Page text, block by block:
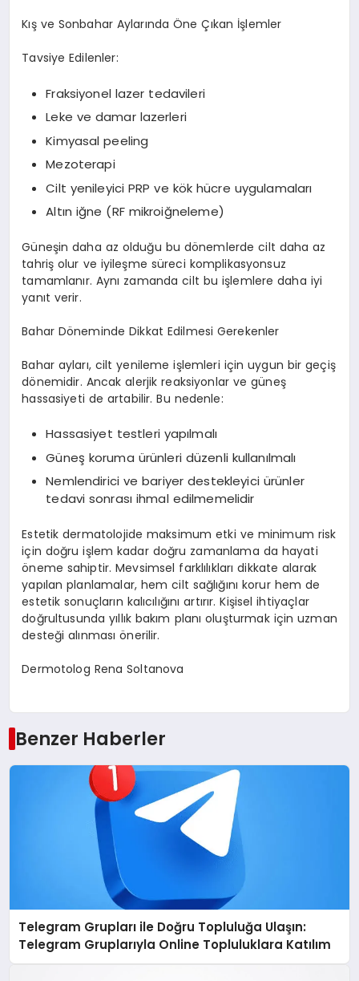
Kış ve Sonbahar Aylarında Öne Çıkan İşlemler
Tavsiye Edilenler:
Fraksiyonel lazer tedavileri
Leke ve damar lazerleri
Kimyasal peeling
Mezoterapi
Cilt yenileyici PRP ve kök hücre uygulamaları
Altın iğne (RF mikroiğneleme)
Güneşin daha az olduğu bu dönemlerde cilt daha az
tahriş olur ve iyileşme süreci komplikasyonsuz
tamamlanır. Aynı zamanda cilt bu işlemlere daha iyi
yanıt verir.
Bahar Döneminde Dikkat Edilmesi Gerekenler
Bahar ayları, cilt yenileme işlemleri için uygun bir geçiş
dönemidir. Ancak alerjik reaksiyonlar ve güneş
hassasiyeti de artabilir. Bu nedenle:
Hassasiyet testleri yapılmalı
Güneş koruma ürünleri düzenli kullanılmalı
Nemlendirici ve bariyer destekleyici ürünler
tedavi sonrası ihmal edilmemelidir
Estetik dermatolojide maksimum etki ve minimum risk
için doğru işlem kadar doğru zamanlama da hayati
öneme sahiptir. Mevsimsel farklılıkları dikkate alarak
yapılan planlamalar, hem cilt sağlığını korur hem de
estetik sonuçların kalıcılığını artırır. Kişisel ihtiyaçlar
doğrultusunda yıllık bakım planı oluşturmak için uzman
desteği alınması önerilir.
Dermotolog Rena Soltanova
Benzer Haberler
Telegram Grupları ile Doğru Topluluğa Ulaşın:
Telegram Gruplarıyla Online Topluluklara Katılım